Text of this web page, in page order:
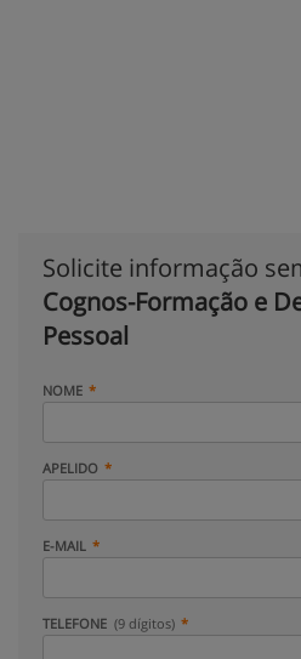
Solicite informação
Cognos-Formação e
Pessoal
NOME
APELIDO
E-MAIL
TELEFONE (9 dígitos)